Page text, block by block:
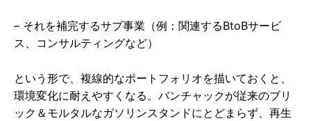
– それを補完するサブ事業（例：関連するBtoBサービ
ス、コンサルティングなど）
という形で、複線的なポートフォリオを描いておくと、
環境変化に耐えやすくなる。バンチャックが従来のブリ
ック＆モルタルなガソリンスタンドにとどまらず、再生